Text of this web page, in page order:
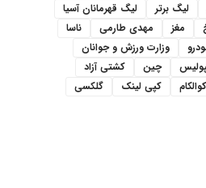
لیگ برتر
لیگ قهرمانان آسیا
مغز مهدی طارمی
ناسا
وزارت ورزش و جوانان
چین
کشتی آزاد
کوالکام کپی لینک
گلکسی